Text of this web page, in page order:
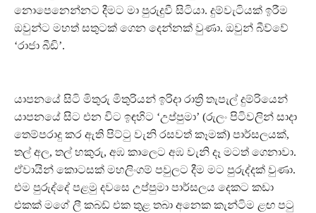
නොපෙනෙන්නට දීමට මා පුරුදුවී සිටියා. දුම්වැටියක් ඉරීම
ඔවුන්ට මහත් සතුටක් ගෙන දෙන්නක් වුණා. ඔවුන් බීව්වේ
‘රාජා බීඩි’.
යාපනයේ සිටි මිතුරු මිතුරියන් ඉරිදා රාත්‍රි තැපැල් දුම්රියෙන්
යාපනයේ සිට එන විට ඉඳහිට ‘උප්පුමා’ (රුලං පිටිවලින් සාදා
තෙම්පරාදු කර ඇති පිට්ටු වැනි රසවත් කෑමක්) පාර්සලයක්,
තල් අල, තල් හකුරු, අඹ කාලෙට අඹ වැනි දෑ මටත් ගෙනාවා.
ඒවායින් කොටසක් මහලිංගම් පවුලට දීම මට පුරුද්දක් වුණා.
එම පුරුද්දේ පළමු දවසෙ උප්පුමා පාර්සලය දෙකට කඩා
එකක් මගේ ලී කබඩ් එක තුළ තබා අනෙක කැන්ටිම ළඟ පටු